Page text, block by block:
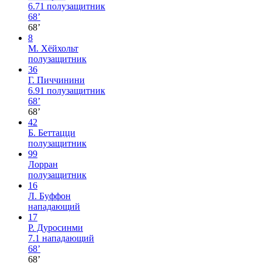
6.71 полузащитник
68’
68’
8
M. Хёйхольт
полузащитник
36
Г. Пиччинини
6.91 полузащитник
68’
68’
42
Б. Беттацци
полузащитник
99
Лорран
полузащитник
16
Л. Буффон
нападающий
17
Р. Дуросинми
7.1 нападающий
68’
68’